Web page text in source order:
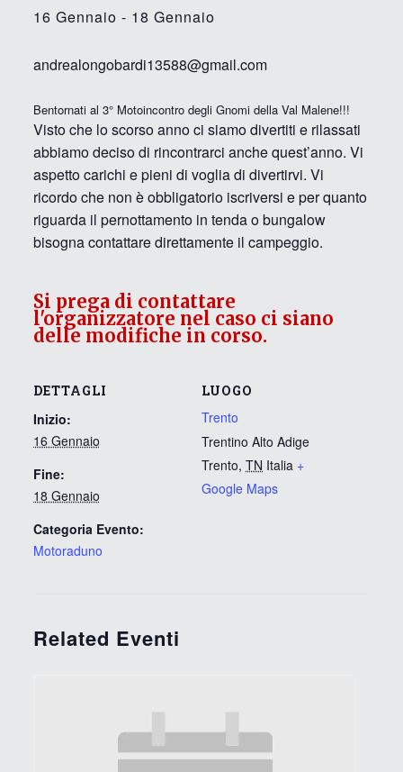
16 Gennaio - 18 Gennaio
andrealongobardi13588@gmail.com
Bentornati al 3° Motoincontro degli Gnomi della Val Malene!!!
Visto che lo scorso anno ci siamo divertiti e rilassati
abbiamo deciso di rincontrarci anche quest’anno. Vi
aspetto carichi e pieni di voglia di divertirvi. Vi
ricordo che non è obbligatorio iscriversi e per quanto
riguarda il pernottamento in tenda o bungalow
bisogna contattare direttamente il campeggio.
DETTAGLI
Inizio:
16 Gennaio
Fine:
18 Gennaio
Categoria Evento:
Motoraduno
LUOGO
Trento
Trentino Alto Adige
Trento, TN Italia +
Google Maps
Related Eventi
Si prega di contattare
l'organizzatore nel caso ci siano
delle modifiche in corso.